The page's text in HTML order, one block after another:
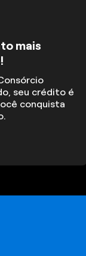
mais
seu crédito é
conquista